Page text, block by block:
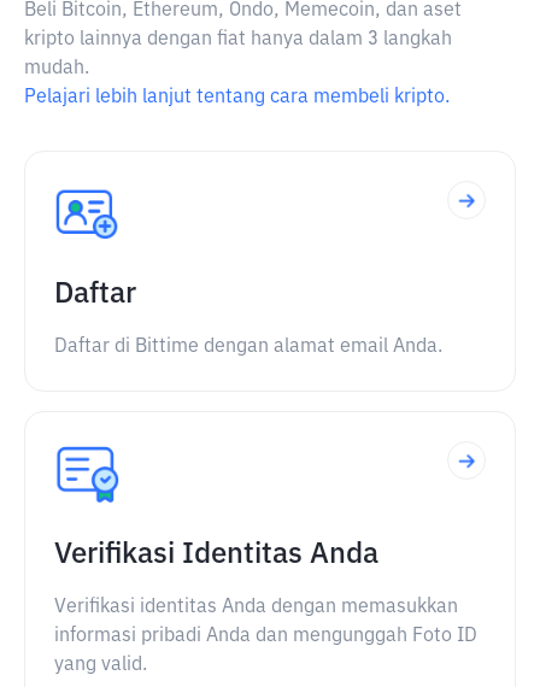
Beli Bitcoin, Ethereum, Ondo, Memecoin, dan aset
kripto lainnya dengan fiat hanya dalam 3 langkah
mudah.
Pelajari lebih lanjut tentang cara membeli kripto.
Daftar
Daftar di Bittime dengan alamat email Anda.
Verifikasi Identitas Anda
Verifikasi identitas Anda dengan memasukkan
informasi pribadi Anda dan mengunggah Foto ID
yang valid.